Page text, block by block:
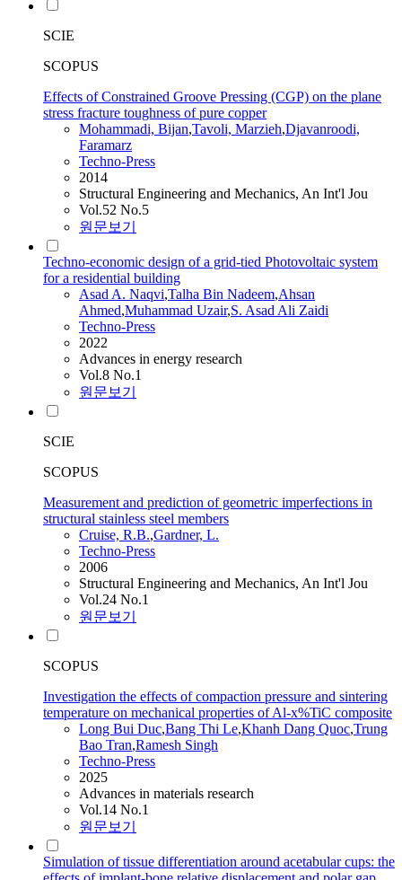
SCIE
SCOPUS
Effects of Constrained Groove Pressing (CGP) on the plane
stress fracture toughness of pure copper
Mohammadi, Bijan,Tavoli, Marzieh,Djavanroodi,
Faramarz
Techno-Press
2014
Structural Engineering and Mechanics, An Int'l Jou
Vol.52 No.5
원문보기
Techno-economic design of a grid-tied Photovoltaic system
for a residential building
Asad A. Naqvi,Talha Bin Nadeem,Ahsan
Ahmed,Muhammad Uzair,S. Asad Ali Zaidi
Techno-Press
2022
Advances in energy research
Vol.8 No.1
원문보기
SCIE
SCOPUS
Measurement and prediction of geometric imperfections in
structural stainless steel members
Cruise, R.B.,Gardner, L.
Techno-Press
2006
Structural Engineering and Mechanics, An Int'l Jou
Vol.24 No.1
원문보기
SCOPUS
Investigation the effects of compaction pressure and sintering
temperature on mechanical properties of Al-x%TiC composite
Long Bui Duc,Bang Thi Le,Khanh Dang Quoc,Trung
Bao Tran,Ramesh Singh
Techno-Press
2025
Advances in materials research
Vol.14 No.1
원문보기
Simulation of tissue differentiation around acetabular cups: the